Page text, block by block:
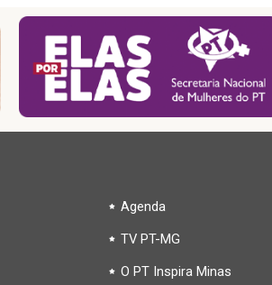
Agenda
TV PT-MG
O PT Inspira Minas